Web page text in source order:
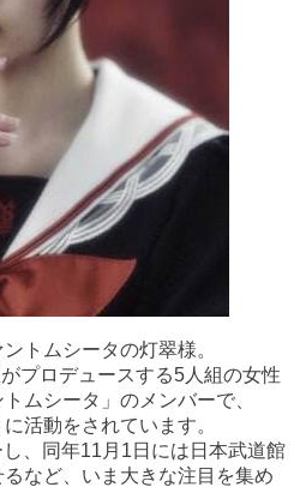
トムシータの灯翠様。
プロデュースする5人組の女性
ムシータ」のメンバーで、
活動をされています。
、同年11月1日には日本武道館
など、いま大きな注目を集め